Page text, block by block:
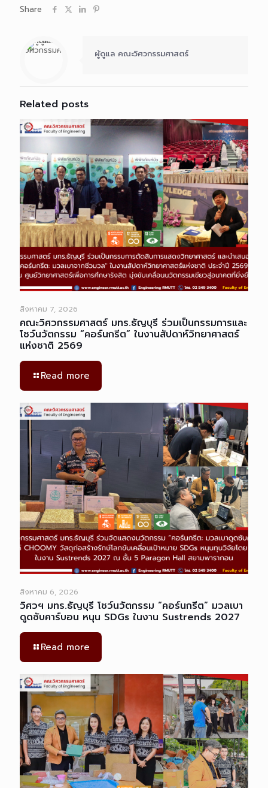
Share
ผู้ดูแล คณะวิศวกรรมศาสตร์
Related posts
สิงหาคม 7, 2026
คณะวิศวกรรมศาสตร์ มทร.ธัญบุรี ร่วมเป็นกรรมการและ
โชว์นวัตกรรม “คอร์นกรีต” ในงานสัปดาห์วิทยาศาสตร์
แห่งชาติ 2569
Read more
สิงหาคม 6, 2026
วิศวฯ มทร.ธัญบุรี โชว์นวัตกรรม “คอร์นกรีต” มวลเบา
ดูดซับคาร์บอน หนุน SDGs ในงาน Sustrends 2027
Read more